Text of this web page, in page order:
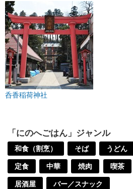
呑香稲荷神社
「にのへごはん」ジャンル
和食（割烹） そば うどん
定食 中華 焼肉 喫茶
居酒屋 バー／スナック